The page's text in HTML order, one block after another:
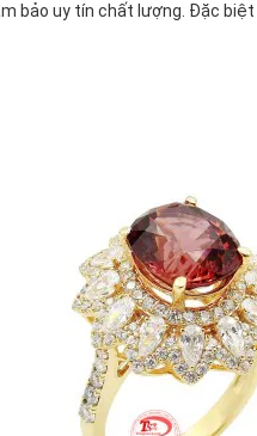
bảo uy tín chất lượng. Đặc biệt